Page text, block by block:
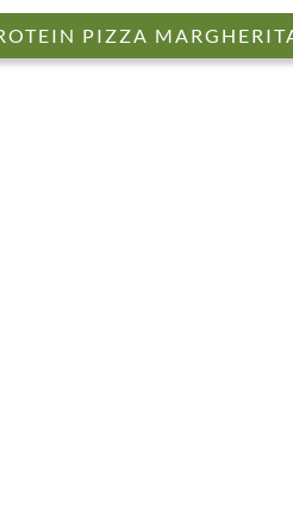
PIZZA